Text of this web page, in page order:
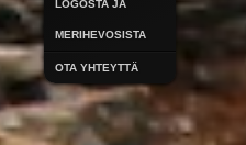
LOGOSTA JA
MERIHEVOSISTA
OTA YHTEYTTÄ